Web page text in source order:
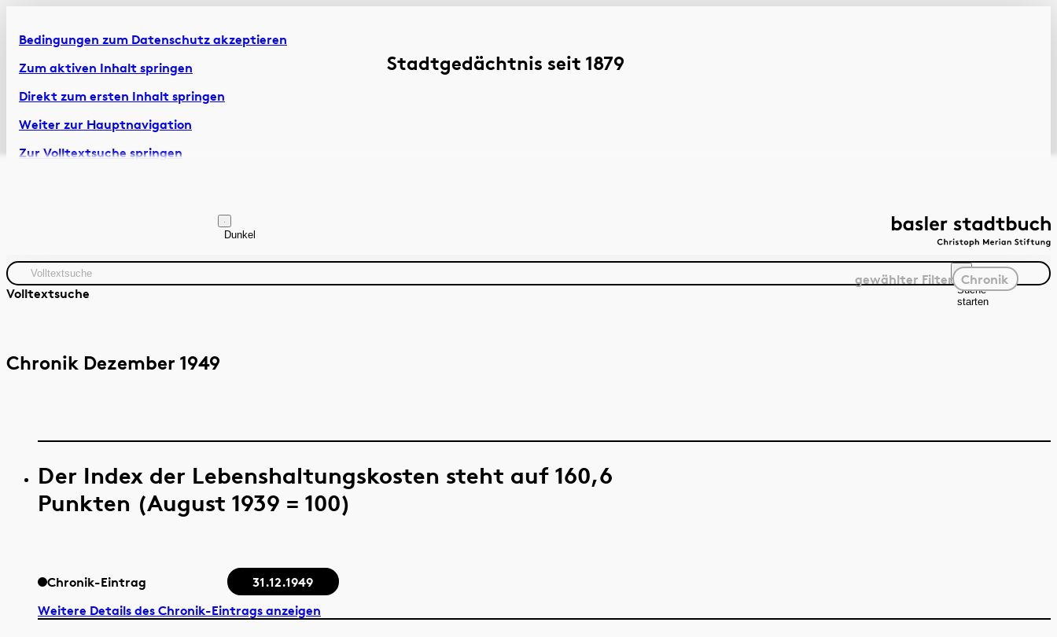
Bedingungen zum Datenschutz akzeptieren
Zum aktiven Inhalt springen
Direkt zum ersten Inhalt springen
Weiter zur Hauptnavigation
Zur Volltextsuche springen
Dunkel
Volltextsuche
Suche
starten
gewählter Filter Chronik
Stadtgedächtnis seit 1879
Chronik Dezember 1949
Der Index der Lebenshaltungskosten steht auf 160,6
Punkten (August 1939 = 100)
Chronik-Eintrag
31.12.1949
Weitere Details des Chronik-Eintrags anzeigen